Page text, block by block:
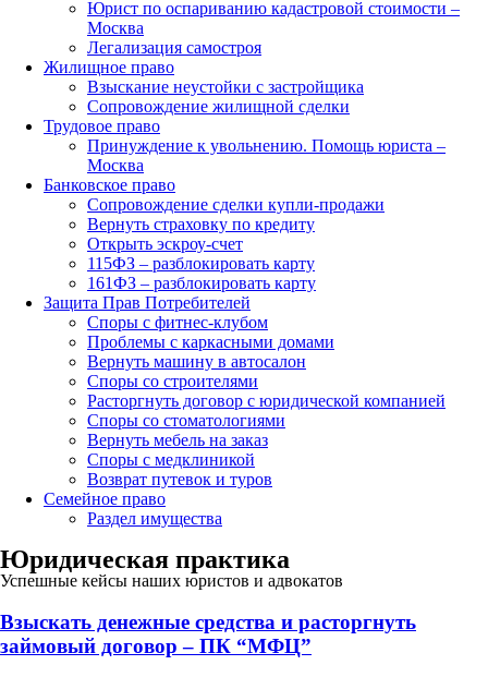
Юрист по оспариванию кадастровой стоимости –
Москва
Легализация самостроя
Жилищное право
Взыскание неустойки с застройщика
Сопровождение жилищной сделки
Трудовое право
Принуждение к увольнению. Помощь юриста –
Москва
Банковское право
Сопровождение сделки купли-продажи
Вернуть страховку по кредиту
Открыть эскроу-счет
115ФЗ – разблокировать карту
161ФЗ – разблокировать карту
Защита Прав Потребителей
Споры с фитнес-клубом
Проблемы с каркасными домами
Вернуть машину в автосалон
Споры со строителями
Расторгнуть договор с юридической компанией
Споры со стоматологиями
Вернуть мебель на заказ
Споры с медклиникой
Возврат путевок и туров
Семейное право
Раздел имущества
Юридическая практика
Успешные кейсы наших юристов и адвокатов
Взыскать денежные средства и расторгнуть
займовый договор – ПК “МФЦ”